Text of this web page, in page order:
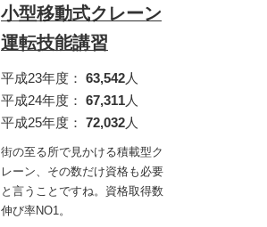
小型移動式クレーン
運転技能講習
平成23年度： 63,542人
平成24年度： 67,311人
平成25年度： 72,032人
街の至る所で見かける積載型ク
レーン、その数だけ資格も必要
と言うことですね。資格取得数
伸び率NO1。